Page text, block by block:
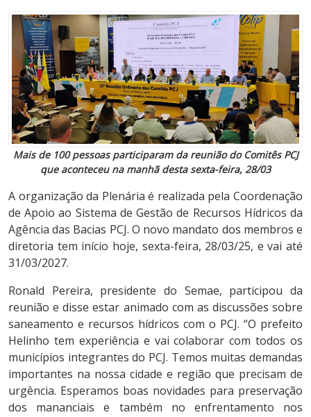
Mais de 100 pessoas participaram da reunião do Comitês PCJ
que aconteceu na manhã desta sexta-feira, 28/03
A organização da Plenária é realizada pela Coordenação
de Apoio ao Sistema de Gestão de Recursos Hídricos da
Agência das Bacias PCJ. O novo mandato dos membros e
diretoria tem início hoje, sexta-feira, 28/03/25, e vai até
31/03/2027.
Ronald Pereira, presidente do Semae, participou da
reunião e disse estar animado com as discussões sobre
saneamento e recursos hídricos com o PCJ. “O prefeito
Helinho tem experiência e vai colaborar com todos os
municípios integrantes do PCJ. Temos muitas demandas
importantes na nossa cidade e região que precisam de
urgência. Esperamos boas novidades para preservação
dos mananciais e também no enfrentamento nos